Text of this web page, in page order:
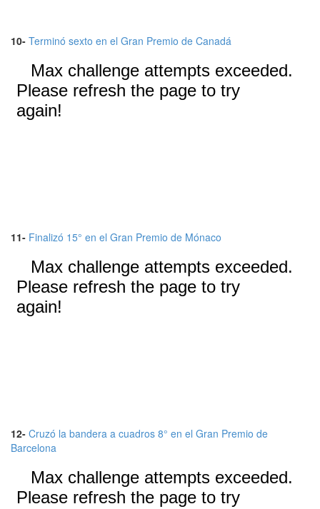
10- Terminó sexto en el Gran Premio de Canadá
11- Finalizó 15° en el Gran Premio de Mónaco
12- Cruzó la bandera a cuadros 8° en el Gran Premio de
Barcelona